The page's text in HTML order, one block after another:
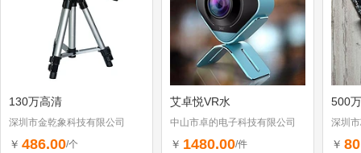
130万高清
深圳市金乾象科技有限公司
￥ 486.00/个
艾卓悦VR水
中山市卓的电子科技有限公司
￥ 1480.00/件
500
深圳
￥